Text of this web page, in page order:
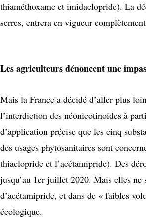
thiaméthoxame et imidaclopride). La
serres, entrera en vigueur
Les agriculteurs dénoncent une
Mais la France a décidé d’aller plus
l’interdiction des néonicotinoïdes à
d’application précise que les cinq
des usages phytosanitaires sont
thiaclopride et l’acétamipride). Des
jusqu’au 1er juillet 2020. Mais elles ne
d’acétamipride, et dans de « faibles
écologique.